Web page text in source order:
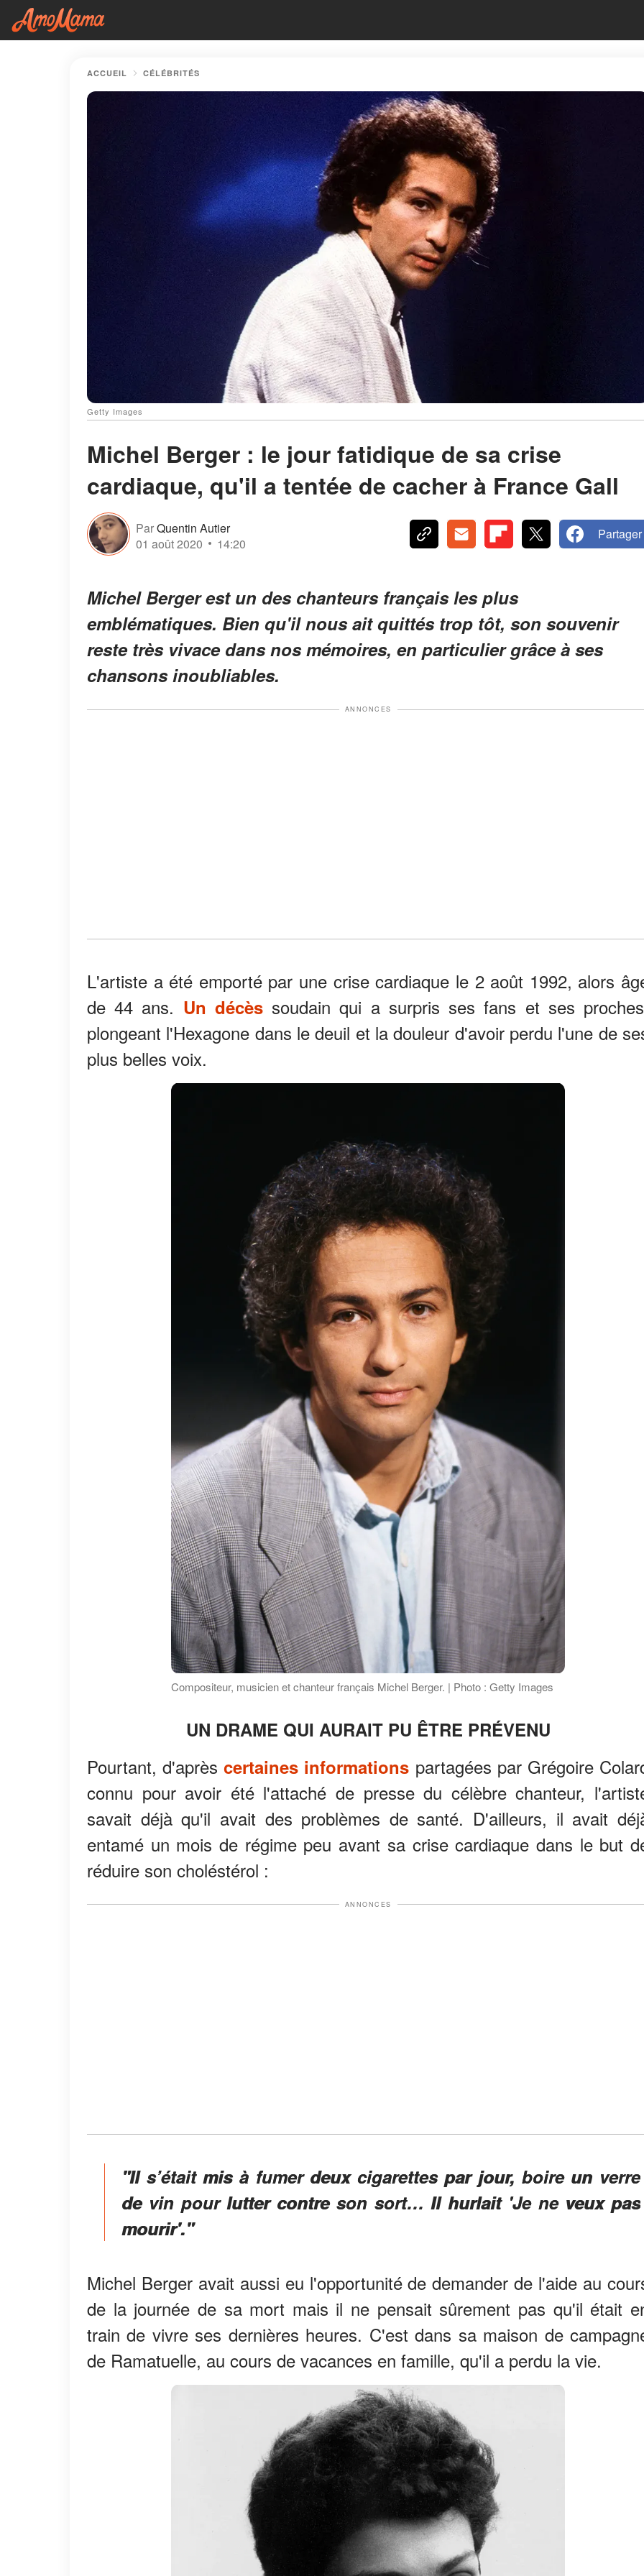
ACCUEIL CÉLÉBRITÉS
Getty Images
Michel Berger : le jour fatidique de sa crise
cardiaque, qu'il a tentée de cacher à France Gall
ParQuentin Autier
01 août 2020
14:20
Partager
Michel Berger est un des chanteurs français les plus
emblématiques. Bien qu'il nous ait quittés trop tôt, son souvenir
reste très vivace dans nos mémoires, en particulier grâce à ses
chansons inoubliables.
ANNONCES
L'artiste a été emporté par une crise cardiaque le 2 août 1992, alors
de 44 ans. Un décèssoudain qui a surpris ses fans et ses
plongeant l'Hexagone dans le deuil et la douleur d'avoir perdu l'une de
plus belles voix.
Compositeur, musicien et chanteur français Michel Berger. | Photo : Getty Images
UN DRAME QUI AURAIT PU ÊTRE PRÉVENU
Pourtant, d'aprèscertaines informations partagées par Grégoire
connu pour avoir été l'attaché de presse du célèbre chanteur,
savait déjà qu'il avait des problèmes de santé. D'ailleurs, il avait
entamé un mois de régime peu avant sa crise cardiaque dans le but
réduire son choléstérol :
ANNONCES
"Il s’était mis à fumer deux cigarettes par jour, boire un verre
de vin pour lutter contre son sort… Il hurlait 'Je ne veux pas
mourir'."
Michel Berger avait aussi eu l'opportunité de demander de l'aide au
de la journée de sa mort mais il ne pensait sûrement pas qu'il était
train de vivre ses dernières heures. C'est dans sa maison de
de Ramatuelle, au cours de vacances en famille, qu'il a perdu la vie.